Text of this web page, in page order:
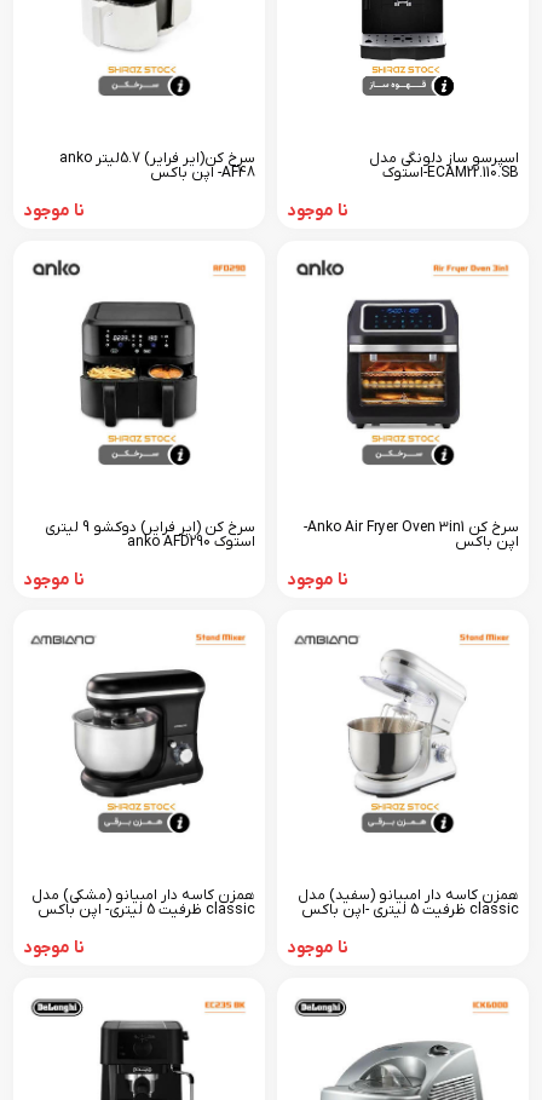
اسپرسو ساز دلونگی مدل
ECAM22.110.SB-استوک
نا موجود
سرخ کن(ایر فرایر) 5.7لیتر anko
AF48- اپن باکس
نا موجود
سرخ کن Anko Air Fryer Oven 3in1-
اپن باکس
نا موجود
سرخ کن (ایر فرایر) دوکشو 9 لیتری
استوک anko AFD290
نا موجود
همزن کاسه دار امبیانو (سفید) مدل
classic ظرفیت 5 لیتری -اپن باکس
نا موجود
همزن کاسه دار امبیانو (مشکی) مدل
classic ظرفیت 5 لیتری- اپن باکس
نا موجود